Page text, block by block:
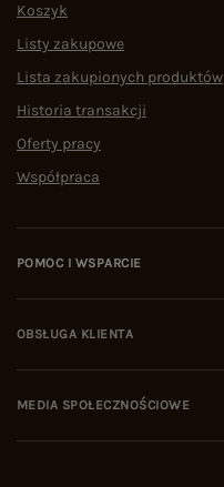
Koszyk
Listy zakupowe
Lista zakupionych produktów
Historia transakcji
Oferty pracy
Współpraca
POMOC I WSPARCIE
OBSŁUGA KLIENTA
MEDIA SPOŁECZNOŚCIOWE